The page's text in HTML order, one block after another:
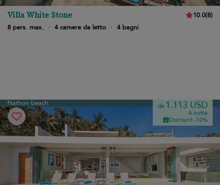
Villa White Stone 10.0(8)
8 pers. max.
· 4 camere da letto · 4 bagni
Nathon beach da 1.113 USD
A notte
Discount -10%